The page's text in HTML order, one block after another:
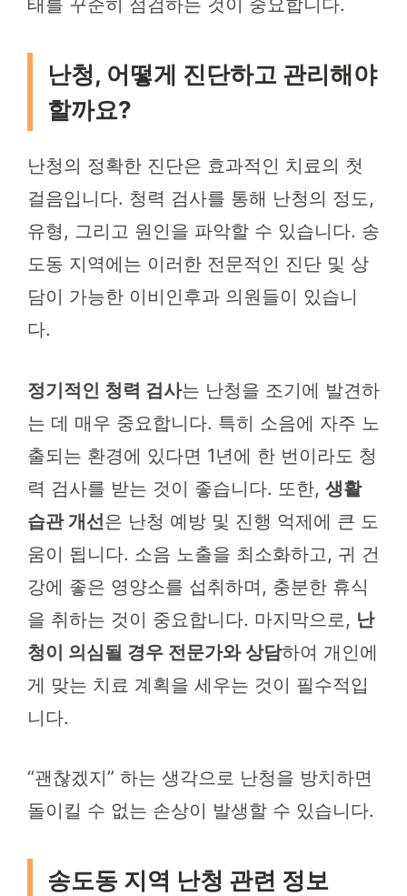
난청, 어떻게 진단하고 관리해야
할까요?
난청의 정확한 진단은 효과적인 치료의 첫
걸음입니다. 청력 검사를 통해 난청의 정도,
유형, 그리고 원인을 파악할 수 있습니다. 송
도동 지역에는 이러한 전문적인 진단 및 상
담이 가능한 이비인후과 의원들이 있습니
다.
정기적인 청력 검사는 난청을 조기에 발견하
는 데 매우 중요합니다. 특히 소음에 자주 노
출되는 환경에 있다면 1년에 한 번이라도 청
력 검사를 받는 것이 좋습니다. 또한, 생활
습관 개선은 난청 예방 및 진행 억제에 큰 도
움이 됩니다. 소음 노출을 최소화하고, 귀 건
강에 좋은 영양소를 섭취하며, 충분한 휴식
을 취하는 것이 중요합니다. 마지막으로, 난
청이 의심될 경우 전문가와 상담하여 개인에
게 맞는 치료 계획을 세우는 것이 필수적입
니다.
“괜찮겠지” 하는 생각으로 난청을 방치하면
돌이킬 수 없는 손상이 발생할 수 있습니다.
송도동 지역 난청 관련 정보